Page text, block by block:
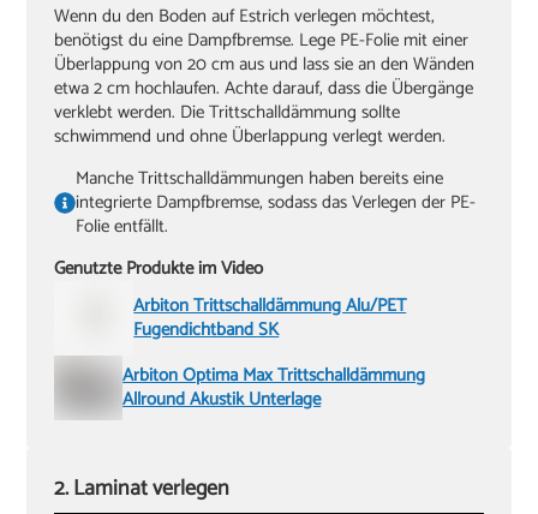
Wenn du den Boden auf Estrich verlegen möchtest,
benötigst du eine Dampfbremse. Lege PE-Folie mit einer
Überlappung von 20 cm aus und lass sie an den Wänden
etwa 2 cm hochlaufen. Achte darauf, dass die Übergänge
verklebt werden. Die Trittschalldämmung sollte
schwimmend und ohne Überlappung verlegt werden.
Manche Trittschalldämmungen haben bereits eine
integrierte Dampfbremse, sodass das Verlegen der PE-
Folie entfällt.
Genutzte Produkte im Video
Arbiton Trittschalldämmung Alu/PET
Fugendichtband SK
Arbiton Optima Max Trittschalldämmung
Allround Akustik Unterlage
2. Laminat verlegen